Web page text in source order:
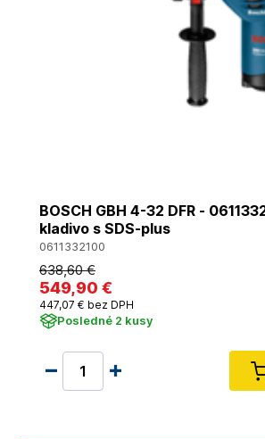
BOSCH GBH 4-32 DFR -
kladivo s SDS-plus
0611332100
638,60 €
549,90 €
447,07 € bez DPH
Posledné 2 kusy